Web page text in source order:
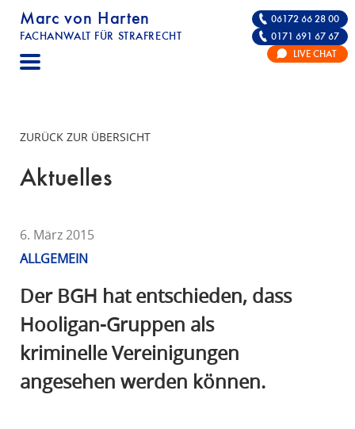
Marc von Harten
FACHANWALT FÜR STRAFRECHT
STRAFRECHT | RECHTSANWALT FÜR DIE
06172 66 28 00
0171 691 67 67
LIVE CHAT
ZURÜCK ZUR ÜBERSICHT
Aktuelles
6. März 2015
ALLGEMEIN
Der BGH hat entschieden, dass
Hooligan-Gruppen als
kriminelle Vereinigungen
angesehen werden können.